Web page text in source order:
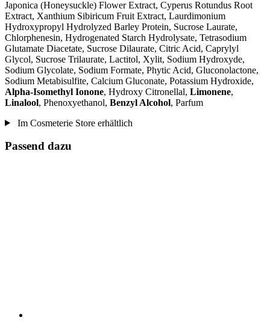
Japonica (Honeysuckle) Flower Extract, Cyperus Rotundus Root
Extract, Xanthium Sibiricum Fruit Extract, Laurdimonium
Hydroxypropyl Hydrolyzed Barley Protein, Sucrose Laurate,
Chlorphenesin, Hydrogenated Starch Hydrolysate, Tetrasodium
Glutamate Diacetate, Sucrose Dilaurate, Citric Acid, Caprylyl
Glycol, Sucrose Trilaurate, Lactitol, Xylit, Sodium Hydroxyde,
Sodium Glycolate, Sodium Formate, Phytic Acid, Gluconolactone,
Sodium Metabisulfite, Calcium Gluconate, Potassium Hydroxide,
Alpha-Isomethyl Ionone, Hydroxy Citronellal, Limonene,
Linalool, Phenoxyethanol, Benzyl Alcohol, Parfum
Im Cosmeterie Store erhältlich
Passend dazu